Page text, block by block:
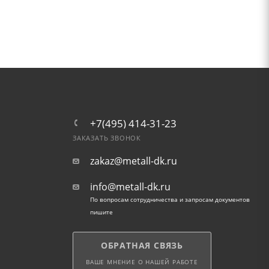
+7(495) 414-31-23
ЗАКАЗАТЬ ЗВОНОК
zakaz@metall-dk.ru
info@metall-dk.ru
По вопросам сотрудничества и запросам документов
пишите
ОБРАТНАЯ СВЯЗЬ
ВАШЕ МНЕНИЕ О НАШЕЙ РАБОТЕ